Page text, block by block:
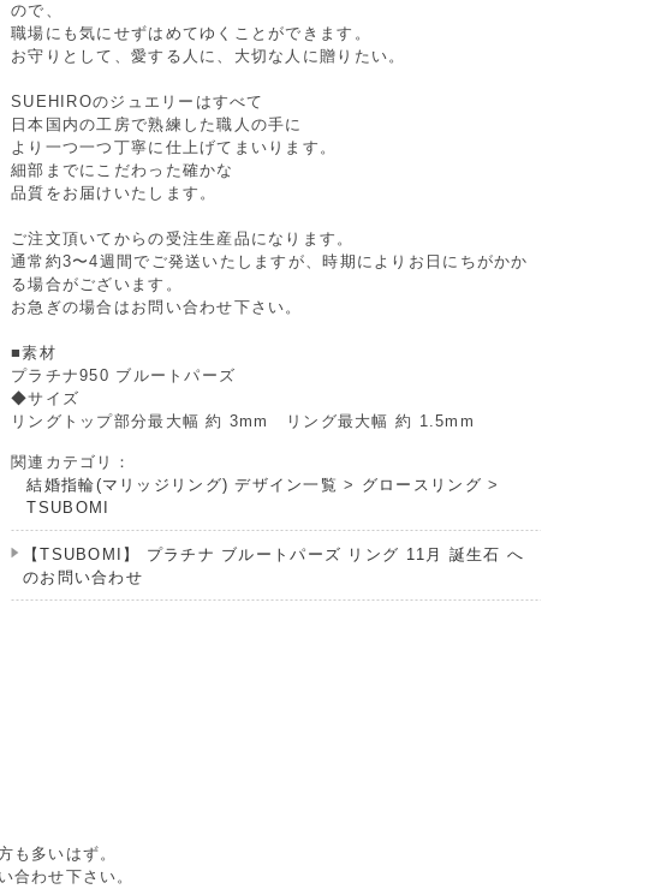
ので、
職場にも気にせずはめてゆくことができます。
お守りとして、愛する人に、大切な人に贈りたい。
SUEHIROのジュエリーはすべて
日本国内の工房で熟練した職人の手に
より一つ一つ丁寧に仕上げてまいります。
細部までにこだわった確かな
品質をお届けいたします。
ご注文頂いてからの受注生産品になります。
通常約3〜4週間でご発送いたしますが、時期によりお日にちがかか
る場合がございます。
お急ぎの場合はお問い合わせ下さい。
■素材
プラチナ950 ブルートパーズ
◆サイズ
リングトップ部分最大幅 約 3mm リング最大幅 約 1.5mm
関連カテゴリ：
結婚指輪(マリッジリング) デザイン一覧 > グロースリング >
TSUBOMI
【TSUBOMI】 プラチナ ブルートパーズ リング 11月 誕生石 へ
のお問い合わせ
も多いはず。
合わせ下さい。